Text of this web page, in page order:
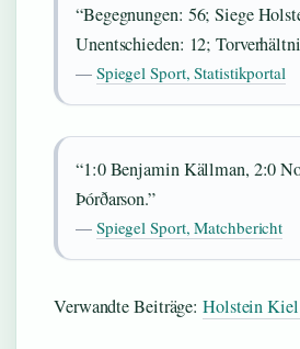
“Begegnungen: 56; Siege
Unentschieden: 12;
— Spiegel Sport, Statistikportal
“1:0 Benjamin Källman, 2:0
Þórðarson.”
— Spiegel Sport, Matchbericht
Verwandte Beiträge:Holstein Kiel